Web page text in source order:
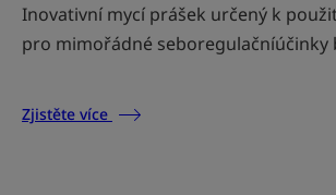
Inovativní mycí prášek určený k
pro mimořádné seboregulačníúčinky
Zjistěte více